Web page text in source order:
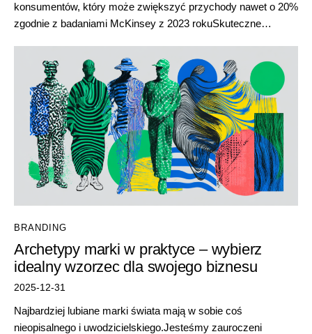
konsumentów, który może zwiększyć przychody nawet o 20%
zgodnie z badaniami McKinsey z 2023 rokuSkuteczne…
BRANDING
Archetypy marki w praktyce – wybierz
idealny wzorzec dla swojego biznesu
2025-12-31
Najbardziej lubiane marki świata mają w sobie coś
nieopisalnego i uwodzicielskiego.Jesteśmy zauroczeni